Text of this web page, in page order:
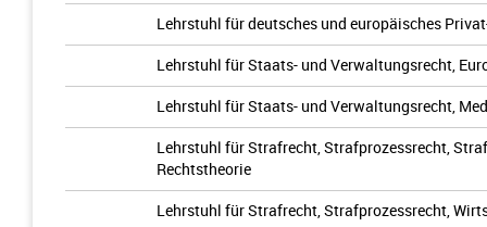
Lehrstuhl für deutsches und europäisches
Lehrstuhl für Staats- und Verwaltungsrecht,
Lehrstuhl für Staats- und Verwaltungsrecht,
Lehrstuhl für Strafrecht, Strafprozessrecht,
Rechtstheorie
Lehrstuhl für Strafrecht, Strafprozessrecht,